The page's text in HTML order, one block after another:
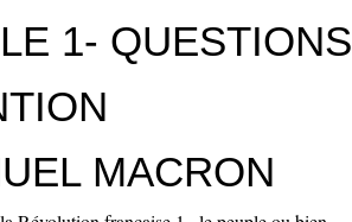
1- QUESTIONS
MACRON